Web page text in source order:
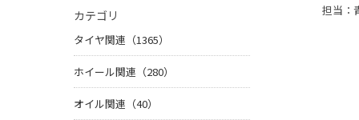
担当：
カテゴリ
タイヤ関連（1365）
ホイール関連（280）
オイル関連（40）